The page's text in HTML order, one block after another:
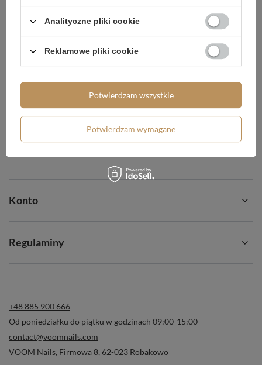
Chcę zareklamować produkt
Chcę zwrócić produkt
Chcę wymienić produkt
Konto
Regulaminy
+48 885 900 666
Od poniedziałku do piątku w godzinach 09:00-15:00
contact@voomnails.com
VOOM Nails, Firmowa 8, 62-023 Robakowo
Analityczne pliki cookie
Reklamowe pliki cookie
Potwierdzam wymagane
Potwierdzam wszystkie